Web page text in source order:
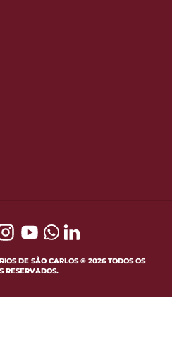
DE SÃO CARLOS © 2026 TODOS OS
RESERVADOS.